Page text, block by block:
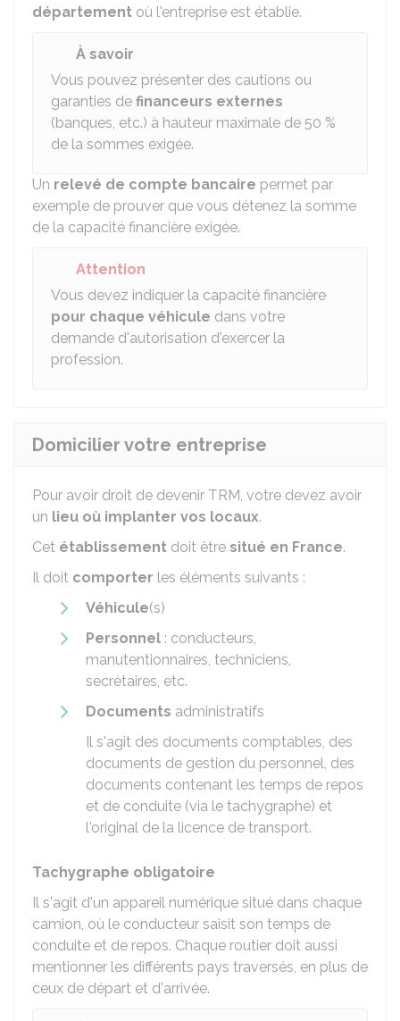
département où l'entreprise est établie.
À savoir
Vous pouvez présenter des cautions ou
garanties de financeurs externes
(banques, etc.) à hauteur maximale de 50 %
de la sommes exigée.
Un relevé de compte bancaire permet par
exemple de prouver que vous détenez la somme
de la capacité financière exigée.
Attention
Vous devez indiquer la capacité financière
pour chaque véhicule dans votre
demande d'autorisation d'exercer la
profession.
Domicilier votre entreprise
Pour avoir droit de devenir TRM, votre devez avoir
un lieu où implanter vos locaux.
Cet établissement doit être situé en France.
Il doit comporter les éléments suivants :
Véhicule(s)
Personnel : conducteurs,
manutentionnaires, techniciens,
secrétaires, etc.
Documents administratifs
Il s'agit des documents comptables, des
documents de gestion du personnel, des
documents contenant les temps de repos
et de conduite (via le tachygraphe) et
l'original de la licence de transport.
Tachygraphe obligatoire
Il s'agit d'un appareil numérique situé dans chaque
camion, où le conducteur saisit son temps de
conduite et de repos. Chaque routier doit aussi
mentionner les différents pays traversés, en plus de
ceux de départ et d'arrivée.